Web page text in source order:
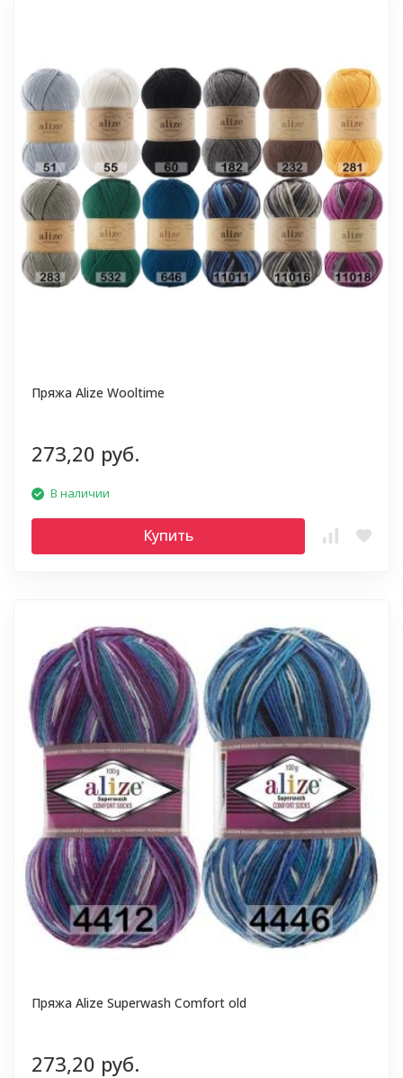
Пряжа Alize Wooltime
273,20 руб.
В наличии
Купить
Пряжа Alize Superwash Comfort old
273,20 руб.